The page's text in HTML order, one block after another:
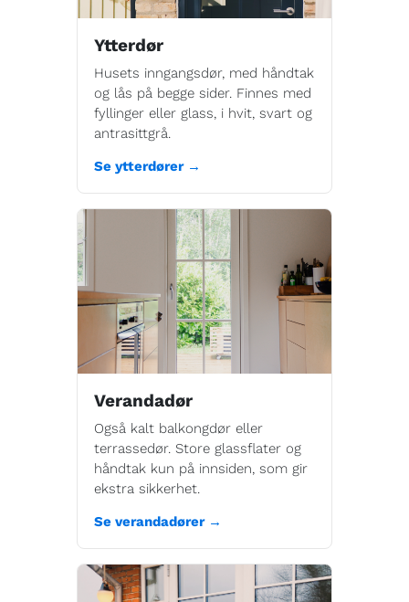
Ytterdør
Husets inngangsdør, med håndtak
og lås på begge sider. Finnes med
fyllinger eller glass, i hvit, svart og
antrasittgrå.
Se ytterdører →
Verandadør
Også kalt balkongdør eller
terrassedør. Store glassflater og
håndtak kun på innsiden, som gir
ekstra sikkerhet.
Se verandadører →